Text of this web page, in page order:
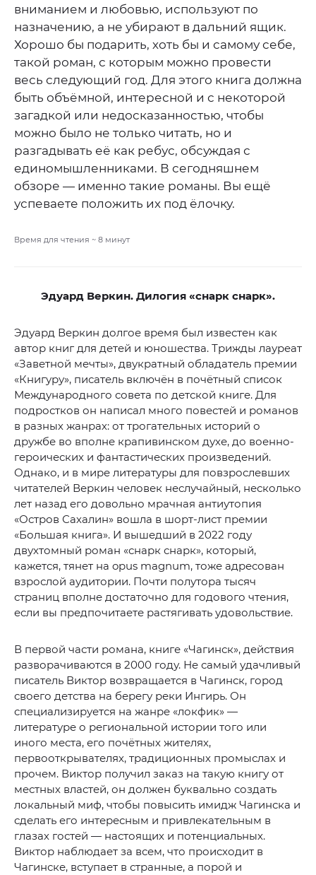
вниманием и любовью, используют по
назначению, а не убирают в дальний ящик.
Хорошо бы подарить, хоть бы и самому себе,
такой роман, с которым можно провести
весь следующий год. Для этого книга должна
быть объёмной, интересной и с некоторой
загадкой или недосказанностью, чтобы
можно было не только читать, но и
разгадывать её как ребус, обсуждая с
единомышленниками. В сегодняшнем
обзоре — именно такие романы. Вы ещё
успеваете положить их под ёлочку.
Время для чтения ~ 8 минут
Эдуард Веркин. Дилогия «снарк снарк».
Эдуард Веркин долгое время был известен как
автор книг для детей и юношества. Трижды лауреат
«Заветной мечты», двукратный обладатель премии
«Книгуру», писатель включён в почётный список
Международного совета по детской книге. Для
подростков он написал много повестей и романов
в разных жанрах: от трогательных историй о
дружбе во вполне крапивинском духе, до военно-
героических и фантастических произведений.
Однако, и в мире литературы для повзрослевших
читателей Веркин человек неслучайный, несколько
лет назад его довольно мрачная антиутопия
«Остров Сахалин» вошла в шорт-лист премии
«Большая книга». И вышедший в 2022 году
двухтомный роман «снарк снарк», который,
кажется, тянет на opus magnum, тоже адресован
взрослой аудитории. Почти полутора тысяч
страниц вполне достаточно для годового чтения,
если вы предпочитаете растягивать удовольствие.
В первой части романа, книге «Чагинск», действия
разворачиваются в 2000 году. Не самый удачливый
писатель Виктор возвращается в Чагинск, город
своего детства на берегу реки Ингирь. Он
специализируется на жанре «локфик» —
литературе о региональной истории того или
иного места, его почётных жителях,
первооткрывателях, традиционных промыслах и
прочем. Виктор получил заказ на такую книгу от
местных властей, он должен буквально создать
локальный миф, чтобы повысить имидж Чагинска и
сделать его интересным и привлекательным в
глазах гостей — настоящих и потенциальных.
Виктор наблюдает за всем, что происходит в
Чагинске, вступает в странные, а порой и